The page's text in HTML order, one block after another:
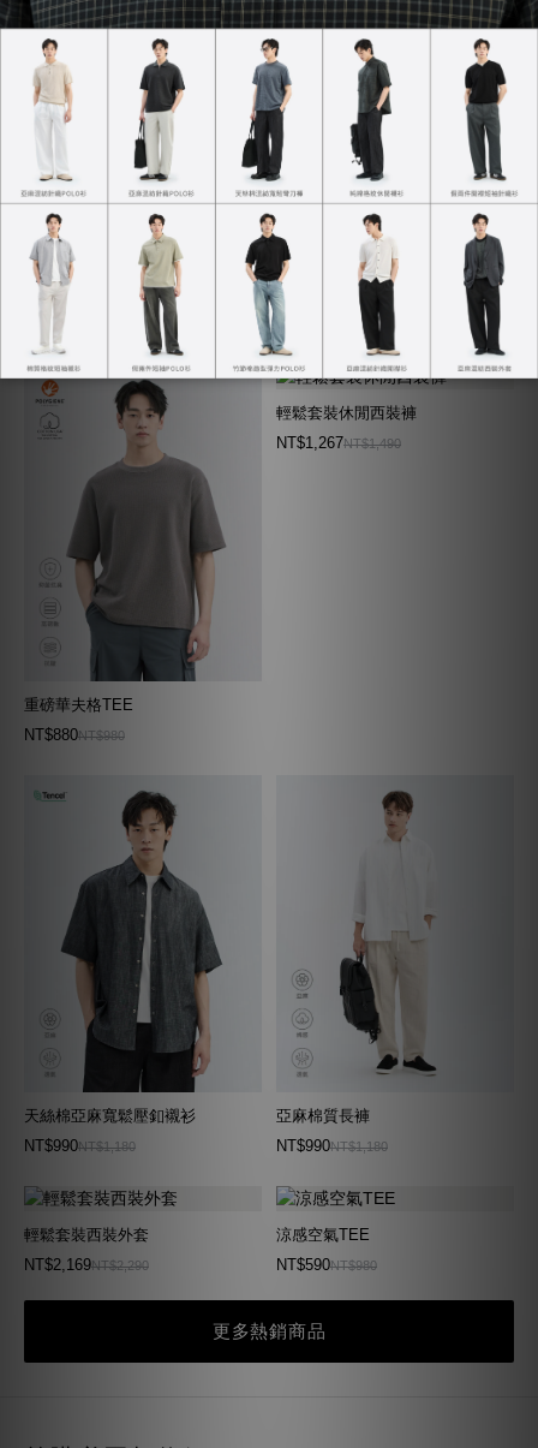
質感TEE 7.0
NT$730
超級重磅TEE
NT$748
NT$850
重磅華夫格TEE
NT$880NT$980
輕鬆套裝休閒西裝褲
NT$1,267NT$1,490
天絲棉亞麻寬鬆壓釦襯衫
NT$990NT$1,180
亞麻棉質長褲
NT$990NT$1,180
輕鬆套裝西裝外套
NT$2,169NT$2,290
涼感空氣TEE
NT$590NT$980
更多熱銷商品